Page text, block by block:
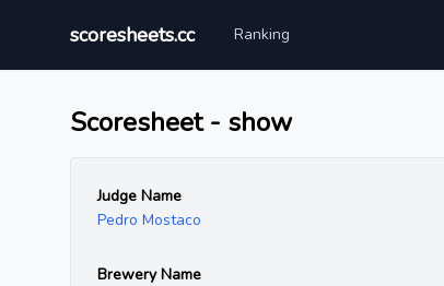
scoresheets.cc Ranking
Scoresheet - show
Judge Name
Pedro Mostaco
Brewery Name